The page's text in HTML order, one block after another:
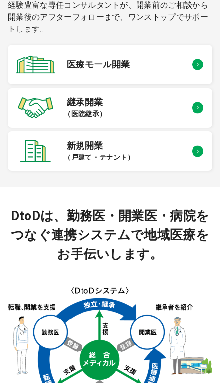
経験豊富な専任コンサルタントが、開業前のご相談から
開業後のアフターフォローまで、ワンストップでサポー
トします。
医療モール開業
継承開業
（医院継承）
新規開業
（戸建て・テナント）
DtoDは、勤務医・開業医・病院を
つなぐ連携システムで地域医療を
お手伝いします。